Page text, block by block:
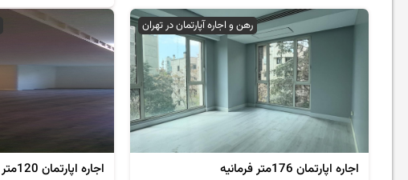
رهن و اجاره آپارتمان در تهران
اجاره اپارتمان 176متر فرمانیه اجاره اپارتمان 120متر قیطریه تاپ لوکیشن